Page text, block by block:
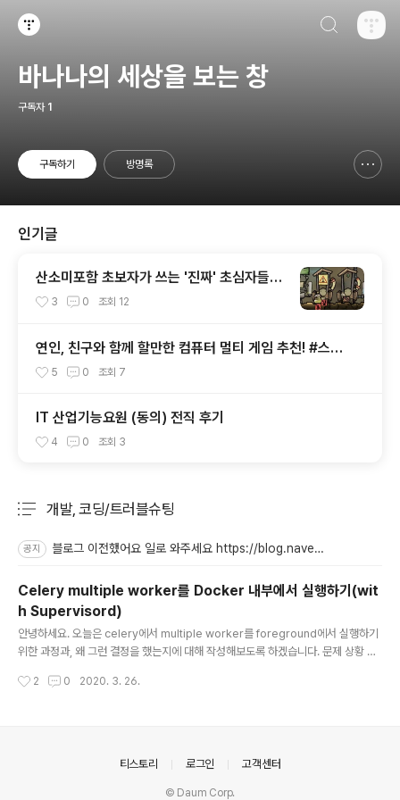
바나나의 세상을 보는 창
구독자 1
구독하기 방명록
인기글
산소미포함 초보자가 쓰는 '진짜' 초심자들을
위한 개념과 공략과 팁 - (1)
3 0 조회 12
연인, 친구와 함께 할만한 컴퓨터 멀티 게임 추천! #스팀
#Steam
5 0 조회 7
IT 산업기능요원 (동의) 전직 후기
4 0 조회 3
개발, 코딩/트러블슈팅
공지 블로그 이전했어요 일로 와주세요 https://blog.naver.com/kkubuk_i
Celery multiple worker를 Docker 내부에서 실행하기(wit
h Supervisord)
안녕하세요. 오늘은 celery에서 multiple worker를 foreground에서 실행하기
위한 과정과, 왜 그런 결정을 했는지에 대해 작성해보도록 하겠습니다. 문제 상황 Do
게 설정되어 있지 않아서 cpu가 너무 낮았다. celery 버전 4.4 python 3.6 이를
using the --concurr..
2 0 2020. 3. 26.
티스토리 로그인 고객센터
© Daum Corp.